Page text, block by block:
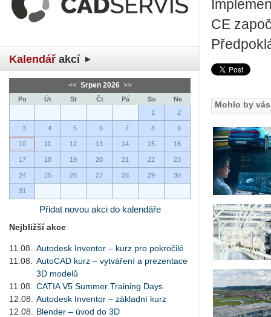
Kalendář akcí
<< Srpen 2026 >>
Po Út St Čt Pá So
Ne
1
2
3 4 5 6 7 8 9
10 11 12 13 14 15 16
17 18 19 20 21 22 23
24 25 26 27 28 29 30
31
Přidat novou akci do kalendáře
Nejbližší akce
11.08.
Autodesk Inventor – kurz pro pokročilé
11.08.
AutoCAD kurz – vytváření a prezentace
3D modelů
11.08.
CATIA V5 Summer Training Days
12.08.
Autodesk Inventor – základní kurz
12.08.
Blender – úvod do 3D
CE
Mohlo by